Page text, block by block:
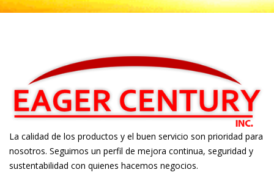
La calidad de los productos y el buen servicio son prioridad para
nosotros. Seguimos un perfil de mejora continua, seguridad y
sustentabilidad con quienes hacemos negocios.